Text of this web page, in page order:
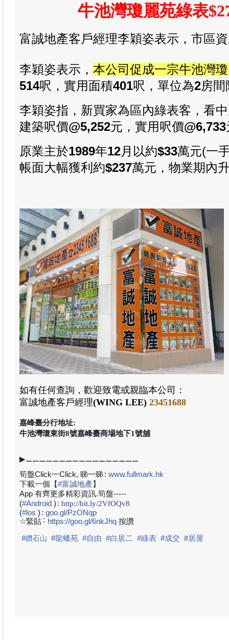
牛池灣瓊麗苑綠表
富誠地產客戶經理李穎姿表示， 市區
李穎姿表示， 本公司促成一宗牛池灣
514呎，實用面積401呎， 單位為2房
李穎姿指，新買家為區內綠表客，看
建築呎價@5,252元，實用呎價@6,733
​原業主於1989年12月以約$33萬元(一
帳面大幅獲利約$237萬元，物業期內
如有任何查詢，歡迎致電或親臨本公司：
富誠地產客戶經理(WING LEE) 23451688
嘉峰臺分行地址:
牛池灣瓊東街8號嘉峰臺商場地下1號舖
▶⚊⚊⚊⚊⚊⚊⚊⚊⚊⚊⚊⚊⚊⚊⚊⚊⚊
筍盤Click一Click, 睇一睇: www.fullmark.hk
下載一個【#富誠地產】
App 有齊更多精彩資訊.筍盤-----
(#Android ) : http://bit.ly/2VfOQv8
(#los ) : goo.gl/PzONqp
☆緊貼 :https://goo.gl/6nkJhq 按讚
#鑽石山 #龍蟠苑 #自由 #白居二 #綠表 #成交 #居屋